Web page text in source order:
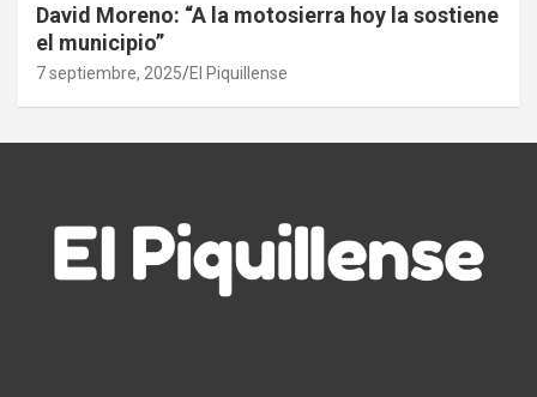
David Moreno: “A la motosierra hoy la sostiene
el municipio”
7 septiembre, 2025 El Piquillense